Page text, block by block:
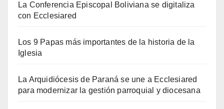
La Conferencia Episcopal Boliviana se digitaliza
con Ecclesiared
Los 9 Papas más importantes de la historia de la
Iglesia
La Arquidiócesis de Paraná se une a Ecclesiared
para modernizar la gestión parroquial y diocesana